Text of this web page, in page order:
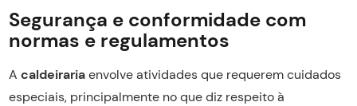
Segurança e conformidade com
normas e regulamentos
A caldeirariaenvolve atividades que requerem cuidados
especiais, principalmente no que diz respeito à